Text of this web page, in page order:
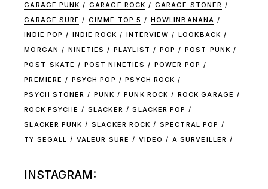
GARAGE PUNK
GARAGE ROCK
GARAGE STONER
GARAGE SURF
GIMME TOP 5
HOWLINBANANA
INDIE POP
INDIE ROCK INTERVIEW
LOOKBACK
MORGAN
NINETIES PLAYLIST POP
POST-PUNK
POST-SKATE
POST NINETIES
POWER POP
PREMIERE
PSYCH POP
PSYCH ROCK
PSYCH STONER
PUNK PUNK ROCK
ROCK GARAGE
ROCK PSYCHE
SLACKER
SLACKER POP
SLACKER PUNK
SLACKER ROCK
SPECTRAL POP
TY SEGALL
VALEUR SURE VIDEO À SURVEILLER
INSTAGRAM: